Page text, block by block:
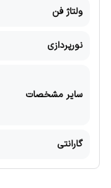
ولتاژ فن
نورپردازی
سایر مشخصات
گارانتی